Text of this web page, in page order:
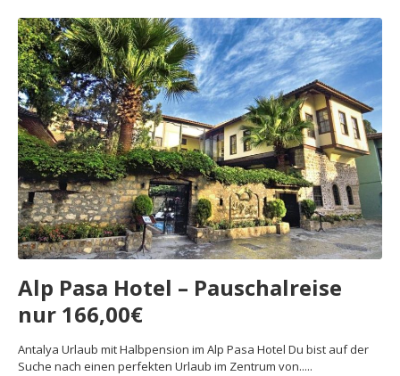
Alp Pasa Hotel – Pauschalreise
nur 166,00€
Antalya Urlaub mit Halbpension im Alp Pasa Hotel Du bist auf der
Suche nach einen perfekten Urlaub im Zentrum von.....